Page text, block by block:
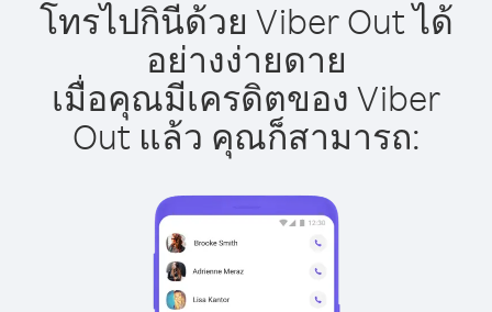
โทรไปกินีด้วย Viber Out ได้
อย่างง่ายดาย
เมื่อคุณมีเครดิตของ Viber
Out แล้ว คุณก็สามารถ: